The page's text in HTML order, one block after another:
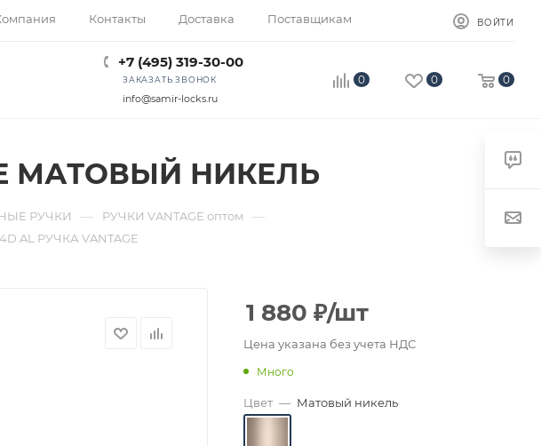
Контакты Доставка Поставщикам ВОЙТИ
+7 (495) 319-30-00
ЗАКАЗАТЬ ЗВОНОК
info@samir-locks.ru
0 0 0
МАТОВЫЙ НИКЕЛЬ
РУЧКИ — РУЧКИ VANTAGE оптом —
AL РУЧКА VANTAGE
1 880 ₽/шт
Цена указана без учета НДС
Много
Цвет — Матовый никель